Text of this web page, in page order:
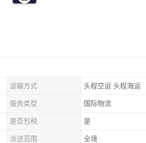
运输方式 头程空运 头程海运
服务类型 国际物流
是否包税 是
派送范围 全境